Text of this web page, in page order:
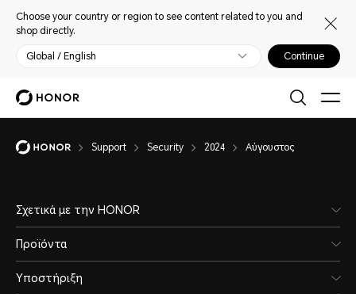
Choose your country or region to see content related to you and
shop directly.
Global / English Continue
Support Security 2024 Αύγουστος
Σχετικά με την HONOR
Προϊόντα
Υποστήριξη